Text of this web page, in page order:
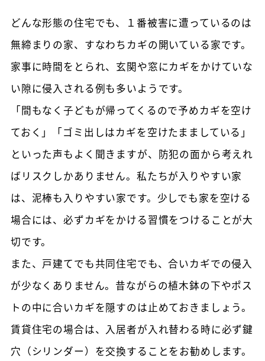
どんな形態の住宅でも、１番被害に遭っているのは
無締まりの家、すなわちカギの開いている家です。
家事に時間をとられ、玄関や窓にカギをかけていな
い隙に侵入される例も多いようです。
「間もなく子どもが帰ってくるので予めカギを空け
ておく」「ゴミ出しはカギを空けたまましている」
といった声もよく聞きますが、防犯の面から考えれ
ばリスクしかありません。私たちが入りやすい家
は、泥棒も入りやすい家です。少しでも家を空ける
場合には、必ずカギをかける習慣をつけることが大
切です。
また、戸建てでも共同住宅でも、合いカギでの侵入
が少なくありません。昔ながらの植木鉢の下やポス
トの中に合いカギを隠すのは止めておきましょう。
賃貸住宅の場合は、入居者が入れ替わる時に必ず鍵
穴（シリンダー）を交換することをお勧めします。